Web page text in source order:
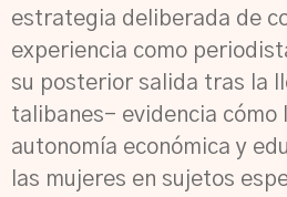
estrategia deliberada de
experiencia como
su posterior salida tras la
talibanes- evidencia cómo
autonomía económica y
las mujeres en sujetos